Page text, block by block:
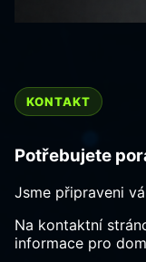
KONTAKT
Potřebujete
Jsme připraveni
Na kontaktní
informace pro